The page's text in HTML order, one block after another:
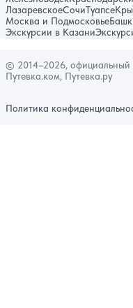
ЛазаревскоеСочиТуапсе
Москва и Подмосковье
Экскурсии в Казани
© 2014–2026, официальный
Путевка.ком, Путевка.ру
Политика